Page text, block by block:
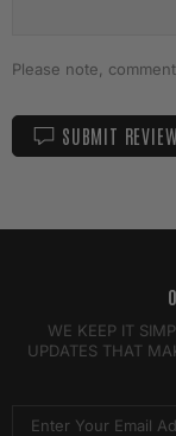
Please note,
SUBMIT REVIEW
WE KEEP IT
UPDATES THAT